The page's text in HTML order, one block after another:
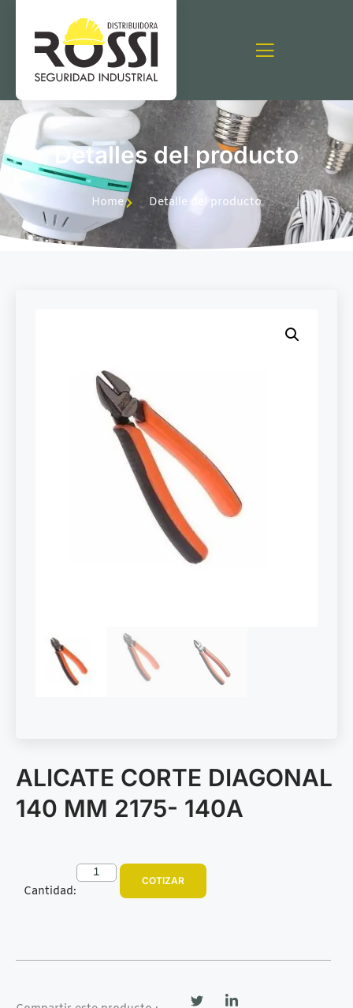
Detalles del producto
Home Detalle del producto
ALICATE CORTE DIAGONAL
140 MM 2175- 140A
Cantidad:
COTIZAR